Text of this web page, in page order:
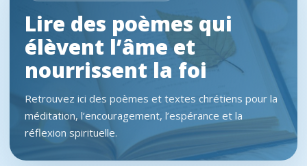
Lire des poèmes qui
élèvent l’âme et
nourrissent la foi
Retrouvez ici des poèmes et textes chrétiens pour la
méditation, l’encouragement, l’espérance et la
réflexion spirituelle.